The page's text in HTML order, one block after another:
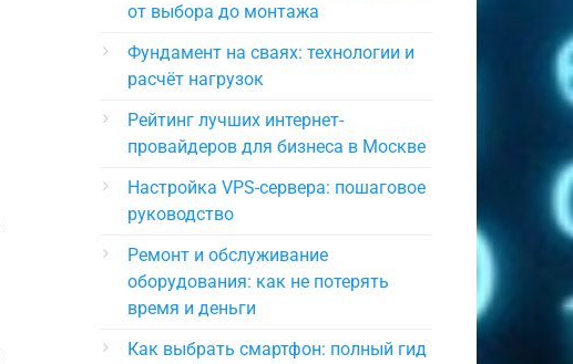
от выбора до монтажа
Фундамент на сваях: технологии и
расчёт нагрузок
Рейтинг лучших интернет-
провайдеров для бизнеса в Москве
Настройка VPS-сервера: пошаговое
руководство
Ремонт и обслуживание
оборудования: как не потерять
время и деньги
Как выбрать смартфон: полный гид